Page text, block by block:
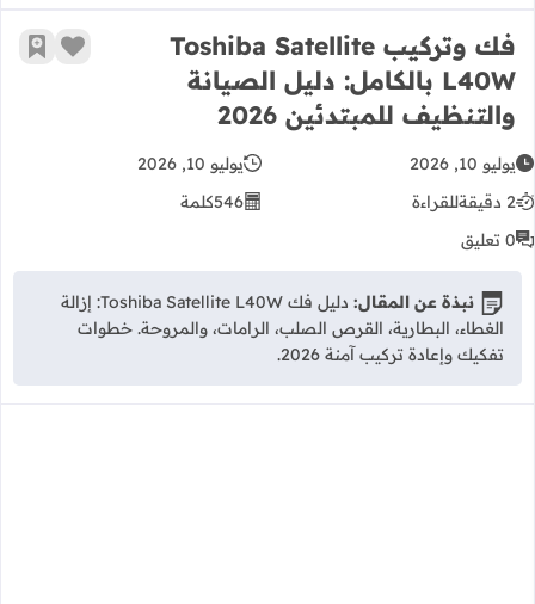
فك وتركيب Toshiba Satellite
L40W بالكامل: دليل الصيانة
والتنظيف للمبتدئين 2026
زر أضف
يوليو 10, 2026
يوليو 10, 2026
2 دقيقة
للقراءة 546كلمة
0 تعليق
نبذة عن المقال:
دليل فك Toshiba Satellite L40W: إزالة
الغطاء، البطارية، القرص الصلب، الرامات، والمروحة. خطوات
تفكيك وإعادة تركيب آمنة 2026.